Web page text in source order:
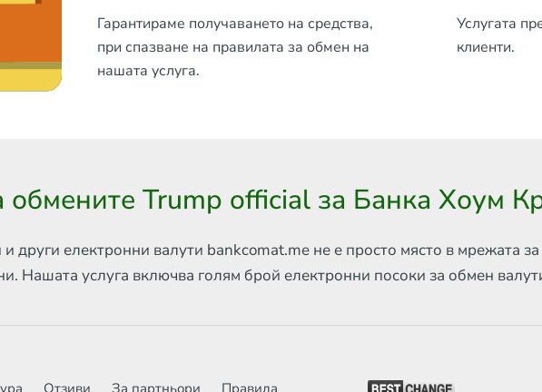
Гарантираме получаването на средства,
при спазване на правилата за обмен на
нашата услуга.
Услугата
клиенти.
Trump official за Банка Хоум
други електронни валути bankcomat.me не е просто място в мрежата за
Нашата услуга включва голям брой електронни посоки за обмен
Отзиви За партньори Правила